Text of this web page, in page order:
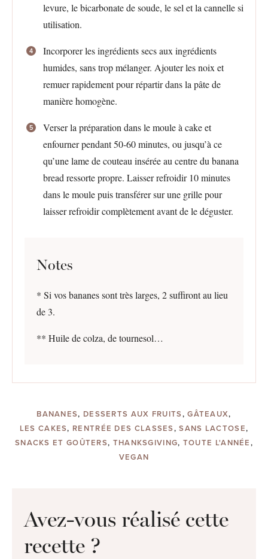
levure, le bicarbonate de soude, le sel et la cannelle si
utilisation.
Incorporer les ingrédients secs aux ingrédients
humides, sans trop mélanger. Ajouter les noix et
remuer rapidement pour répartir dans la pâte de
manière homogène.
Verser la préparation dans le moule à cake et
enfourner pendant 50-60 minutes, ou jusqu’à ce
qu’une lame de couteau insérée au centre du banana
bread ressorte propre. Laisser refroidir 10 minutes
dans le moule puis transférer sur une grille pour
laisser refroidir complètement avant de le déguster.
Notes
* Si vos bananes sont très larges, 2 suffiront au lieu
de 3.
** Huile de colza, de tournesol…
BANANES, DESSERTS AUX FRUITS,GÂTEAUX,
LES CAKES, RENTRÉE DES CLASSES,SANS LACTOSE,
SNACKS ET GOÛTERS, THANKSGIVING, TOUTE L'ANNÉE,
VEGAN
Avez-vous réalisé cette
recette ?